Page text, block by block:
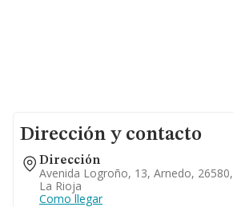
Dirección y contacto
Dirección
Avenida Logroño, 13, Arnedo, 26580,
La Rioja
Como llegar